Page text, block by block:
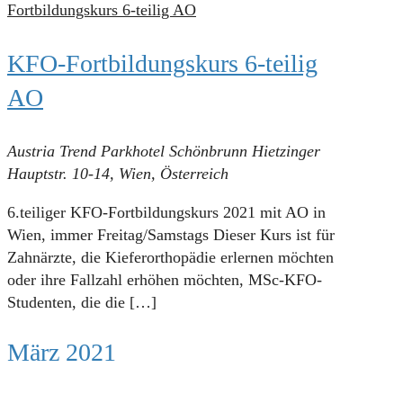
Fortbildungskurs 6-teilig AO
KFO-Fortbildungskurs 6-teilig
AO
Austria Trend Parkhotel Schönbrunn Hietzinger
Hauptstr. 10-14, Wien, Österreich
6.teiliger KFO-Fortbildungskurs 2021 mit AO in
Wien, immer Freitag/Samstags Dieser Kurs ist für
Zahnärzte, die Kieferorthopädie erlernen möchten
oder ihre Fallzahl erhöhen möchten, MSc-KFO-
Studenten, die die […]
März 2021